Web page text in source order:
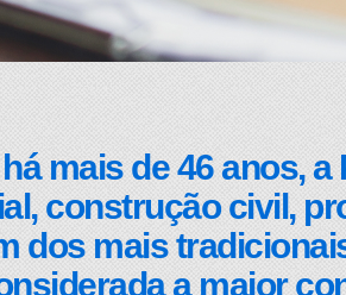
mais de 46 anos,
construção civil,
dos mais
a maior